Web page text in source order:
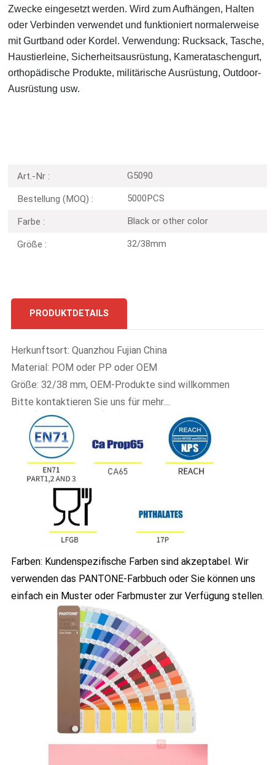
Zwecke eingesetzt werden. Wird zum Aufhängen, Halten
oder Verbinden verwendet und funktioniert normalerweise
mit Gurtband oder Kordel. Verwendung: Rucksack, Tasche,
Haustierleine, Sicherheitsausrüstung, Kamerataschengurt,
orthopädische Produkte, militärische Ausrüstung, Outdoor-
Ausrüstung usw.
Art.-Nr : G5090
Bestellung (MOQ) : 5000PCS
Farbe : Black or other color
Größe : 32/38mm
PRODUKTDETAILS
Herkunftsort: Quanzhou Fujian China
Material: POM oder PP oder OEM
Größe: 32/38 mm, OEM-Produkte sind willkommen
Bitte kontaktieren Sie uns für mehr....
Farben: Kundenspezifische Farben sind akzeptabel. Wir
verwenden das PANTONE-Farbbuch oder Sie können uns
einfach ein Muster oder Farbmuster zur Verfügung stellen.